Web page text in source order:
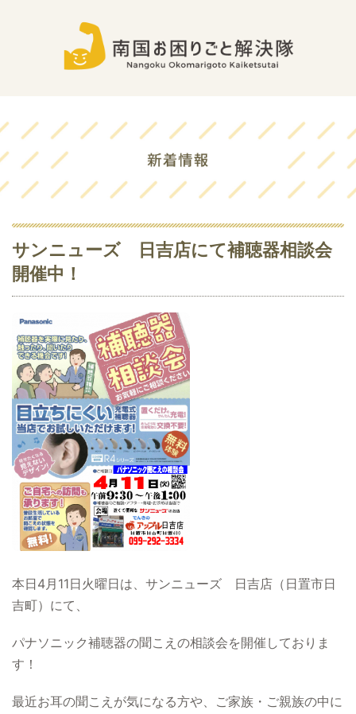
サンニューズ 日吉店にて補聴器相談会
開催中！
本日4月11日火曜日は、サンニューズ 日吉店（日置市日
吉町）にて、
パナソニック補聴器の聞こえの相談会を開催しておりま
す！
最近お耳の聞こえが気になる方や、ご家族・ご親族の中に